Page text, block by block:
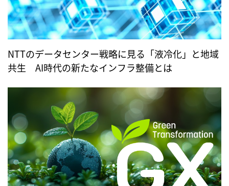
NTTのデータセンター戦略に見る「液冷化」と地域
共生 AI時代の新たなインフラ整備とは